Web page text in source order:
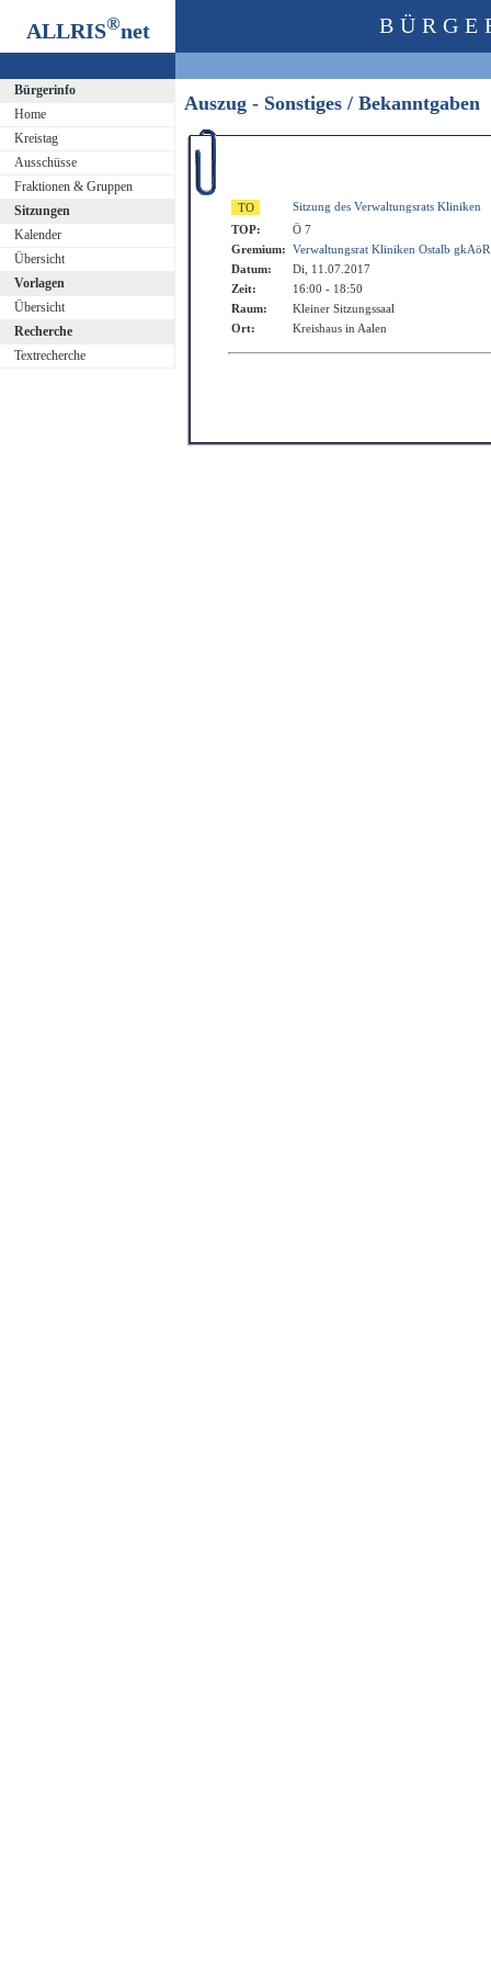
ALLRIS®net
Bürgerinfo
Home
Kreistag
Ausschüsse
Fraktionen & Gruppen
Sitzungen
Kalender
Übersicht
Vorlagen
Übersicht
Recherche
Textrecherche
Auszug - Sonstiges / Bekanntgaben
Sitzung des Verwaltungsrats Kliniken
TOP:
Ö 7
Gremium: Verwaltungsrat Kliniken Ostalb gkAöR
Datum:
Di, 11.07.2017
Zeit:
16:00 - 18:50
Raum:
Kleiner Sitzungssaal
Ort:
Kreishaus in Aalen